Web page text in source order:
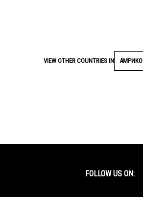
VIEW OTHER COUNTRIES IN АМРИКО
FOLLOW US ON: